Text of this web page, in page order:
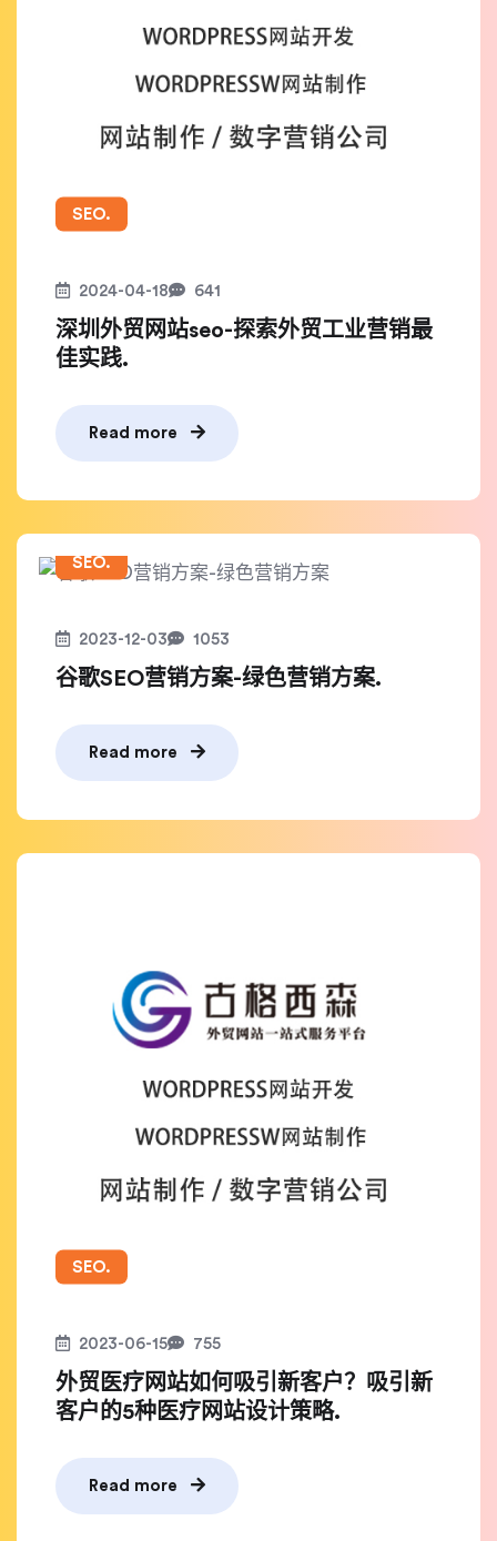
SEO.
2024-04-18 641
深圳外贸网站seo-探索外贸工业营销最
佳实践.
Read more
SEO.
2023-12-03 1053
谷歌SEO营销方案-绿色营销方案.
Read more
SEO.
2023-06-15 755
外贸医疗网站如何吸引新客户？吸引新
客户的5种医疗网站设计策略.
Read more